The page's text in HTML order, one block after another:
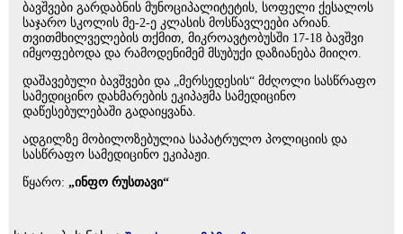
ბავშვები გარდაბნის მუნოციპალიტეტის, სოფელი ქესალოს
საჯარო სკოლის მე-2-ე კლასის მოსწავლეები არიან.
თვითმხილველების თქმით, მიკროავტობუსში 17-18 ბავშვი
იმყოფებოდა და რამოდენიმემ მსუბუქი დაზიანება მიიღო.
დაშავებული ბავშვები და „მერსედესის“ მძღოლი სასწრაფო
სამედიცინო დახმარების ეკიპაჟმა სამედიცინო
დაწესებულებაში გადაიყვანა.
ადგილზე მობილოზებულია საპატრულო პოლიციის და
სასწრაფო სამედიცინო ეკიპაჟი.
წყარო: „ინფო რუსთავი“